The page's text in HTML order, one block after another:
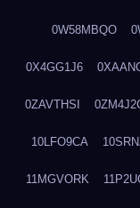
0W58MBQO
0X4GG1J6
0ZAVTHSI
10LFO9CA
11MGVORK